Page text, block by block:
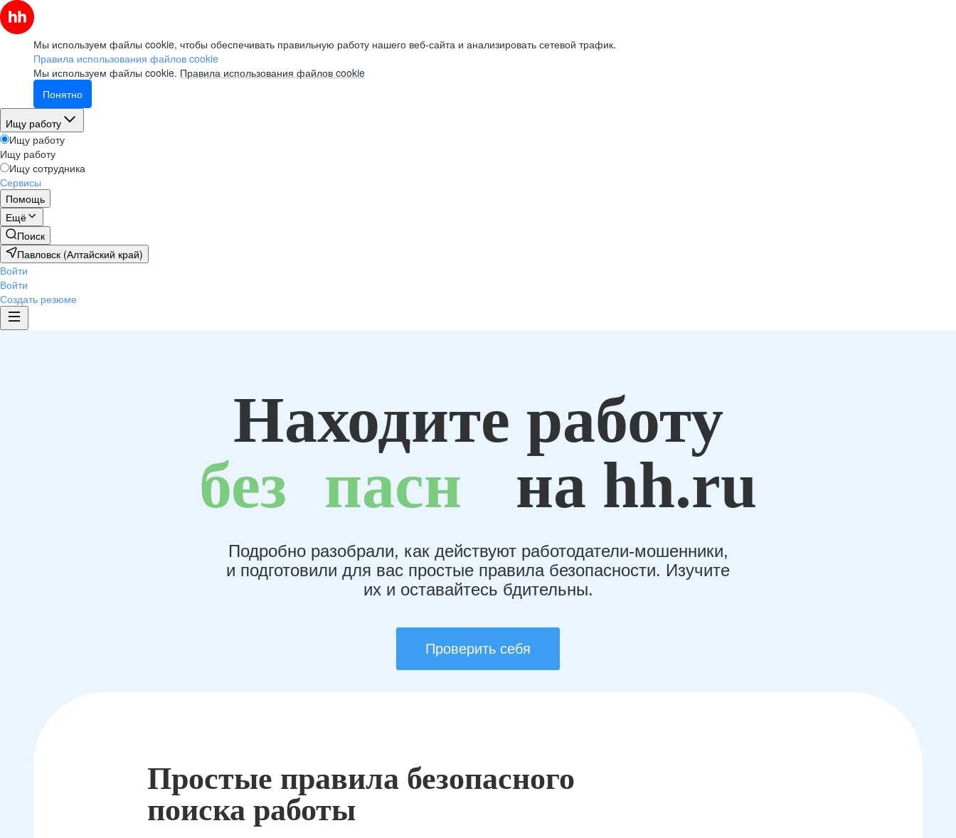
Мы используем файлы cookie, чтобы обеспечивать правильную работу нашего веб-сайта и анализировать сетевой трафик.
Правила использования файлов cookie
Мы используем файлы cookie. Правила использования файлов cookie
Понятно
Ищу работу
Ищу работу
Ищу работу
Ищу сотрудника
Сервисы
Помощь
Ещё
Поиск
Павловск (Алтайский край)
Войти
Войти
Создать резюме
Находите работу
без пасн на hh.ru
Подробно разобрали, как действуют работодатели-мошенники,
и подготовили для вас простые правила безопасности. Изучите
их и оставайтесь бдительны.
Проверить себя
Простые правила безопасного
поиска работы